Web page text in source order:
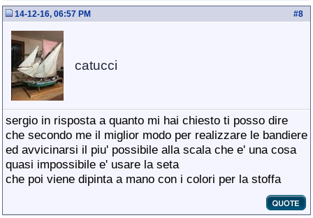
#8
14-12-16, 06:57 PM
catucci
sergio in risposta a quanto mi hai chiesto ti posso dire
che secondo me il miglior modo per realizzare le bandiere
ed avvicinarsi il piu' possibile alla scala che e' una cosa
quasi impossibile e' usare la seta
che poi viene dipinta a mano con i colori per la stoffa